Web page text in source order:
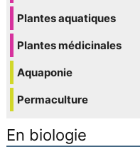
Plantes aquatiques
Plantes médicinales
Aquaponie
Permaculture
En biologie